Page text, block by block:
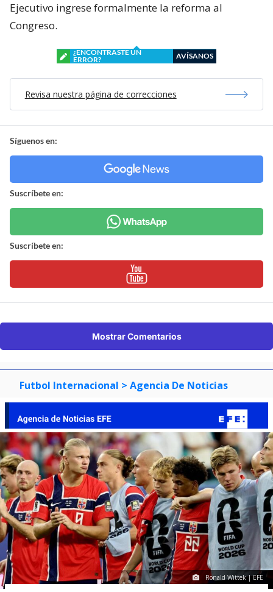
Ejecutivo ingrese formalmente la reforma al
Congreso.
¿ENCONTRASTE UN
ERROR?
AVÍSANOS
Revisa nuestra página de correcciones
Síguenos en:
Suscríbete en:
Suscríbete en:
Mostrar Comentarios
Futbol Internacional > Agencia De Noticias
Ronald Wittek | EFE